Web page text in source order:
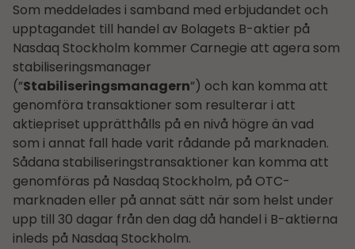
Som meddelades i samband med erbjudandet och
upptagandet till handel av Bolagets B-aktier på
Nasdaq Stockholm kommer Carnegie att agera som
stabiliseringsmanager
(”Stabiliseringsmanagern”) och kan komma att
genomföra transaktioner som resulterar i att
aktiepriset upprätthålls på en nivå högre än vad
som i annat fall hade varit rådande på marknaden.
Sådana stabiliseringstransaktioner kan komma att
genomföras på Nasdaq Stockholm, på OTC-
marknaden eller på annat sätt när som helst under
upp till 30 dagar från den dag då handel i B-aktierna
inleds på Nasdaq Stockholm.